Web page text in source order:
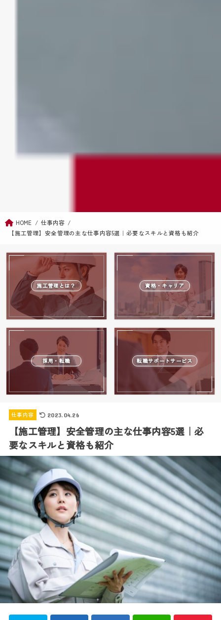
HOME
仕事内容
【施工管理】安全管理の主な仕事内容5選｜必要なスキルと資格も紹介
施工管理とは？ 資格・キャリア
採用・転職 転職サポートサービス
仕事内容 2023.04.26
【施工管理】安全管理の主な仕事内容5選｜必
要なスキルと資格も紹介